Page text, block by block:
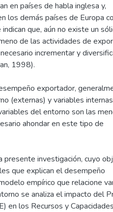
en países de habla inglesa y,
los demás países de Europa
que, aún no existe un
de las actividades de
incrementar y
1998).
exportador,
(externas) y variables
del entorno son las
ahondar en este tipo de
presente investigación, cuyo
que explican el desempeño
empírico que relacione
se analiza el impacto del
en los Recursos y